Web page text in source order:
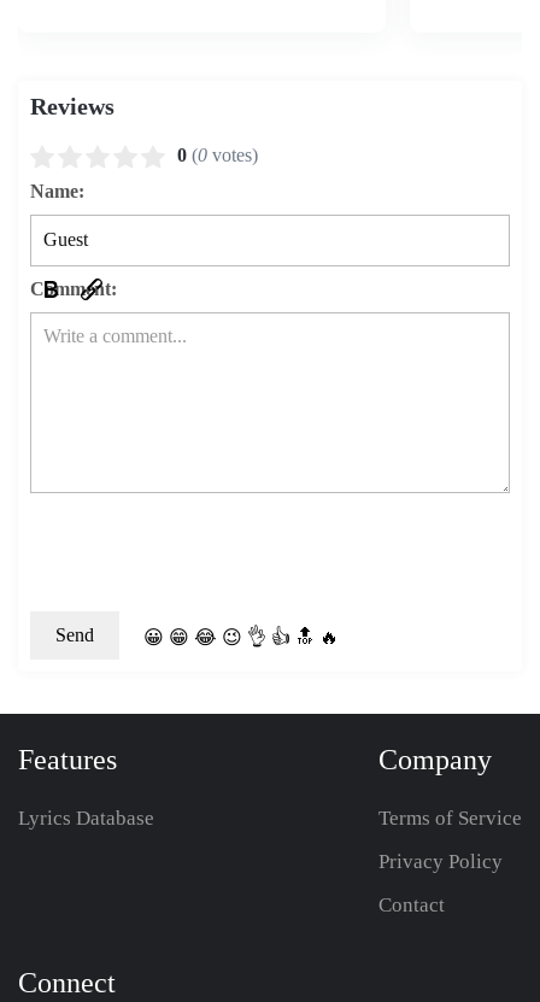
Reviews
0 (0 votes)
Name:
Comment:
😀 😁 😂 😉 👌 👍 🔝 🔥
Features
Lyrics Database
Company
Terms of Service
Privacy Policy
Contact
Connect